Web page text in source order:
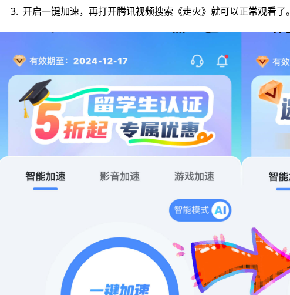
3. 开启一键加速，再打开腾讯视频搜索《走火》就可以正常观看了。